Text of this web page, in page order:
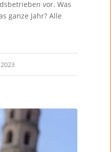
vor. Was
ganze Jahr? Alle